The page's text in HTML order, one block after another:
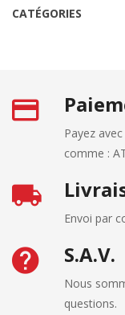
CATÉGORIES
Payez
comme :
Envoi par
S.A.V.
Nous
questions.